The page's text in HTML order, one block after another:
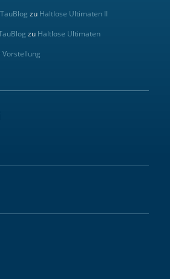
zu Haltlose Ultimaten II
zu Haltlose Ultimaten
Vorstellung